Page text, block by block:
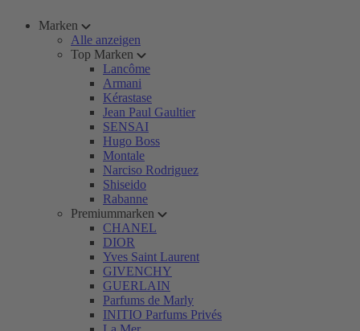
Marken
Alle anzeigen
Top Marken
Lancôme
Armani
Kérastase
Jean Paul Gaultier
SENSAI
Hugo Boss
Montale
Narciso Rodriguez
Shiseido
Rabanne
Premiummarken
CHANEL
DIOR
Yves Saint Laurent
GIVENCHY
GUERLAIN
Parfums de Marly
INITIO Parfums Privés